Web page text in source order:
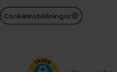
Cookieinställningar